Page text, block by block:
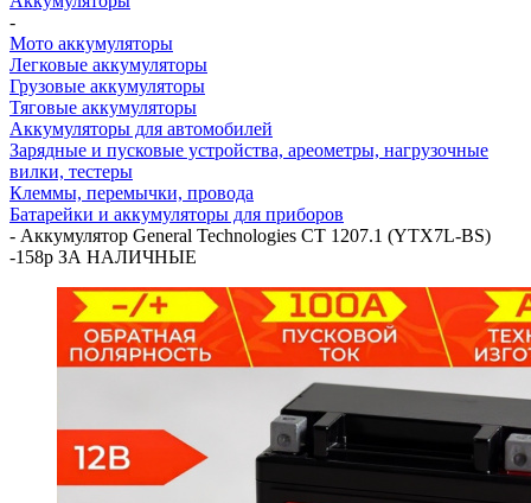
-
Мото аккумуляторы
Легковые аккумуляторы
Грузовые аккумуляторы
Тяговые аккумуляторы
Аккумуляторы для автомобилей
Зарядные и пусковые устройства, ареометры, нагрузочные
вилки, тестеры
Клеммы, перемычки, провода
Батарейки и аккумуляторы для приборов
- Аккумулятор General Technologies CT 1207.1 (YTX7L-BS)
-158р ЗА НАЛИЧНЫЕ